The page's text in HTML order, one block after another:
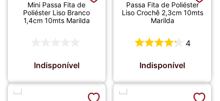
Mini Passa Fita de
Poliéster Liso Branco
1,4cm 10mts Marilda
Indisponível
Passa Fita de Poliéster
Liso Crochê 2,3cm 10mts
Marilda
4
Indisponível